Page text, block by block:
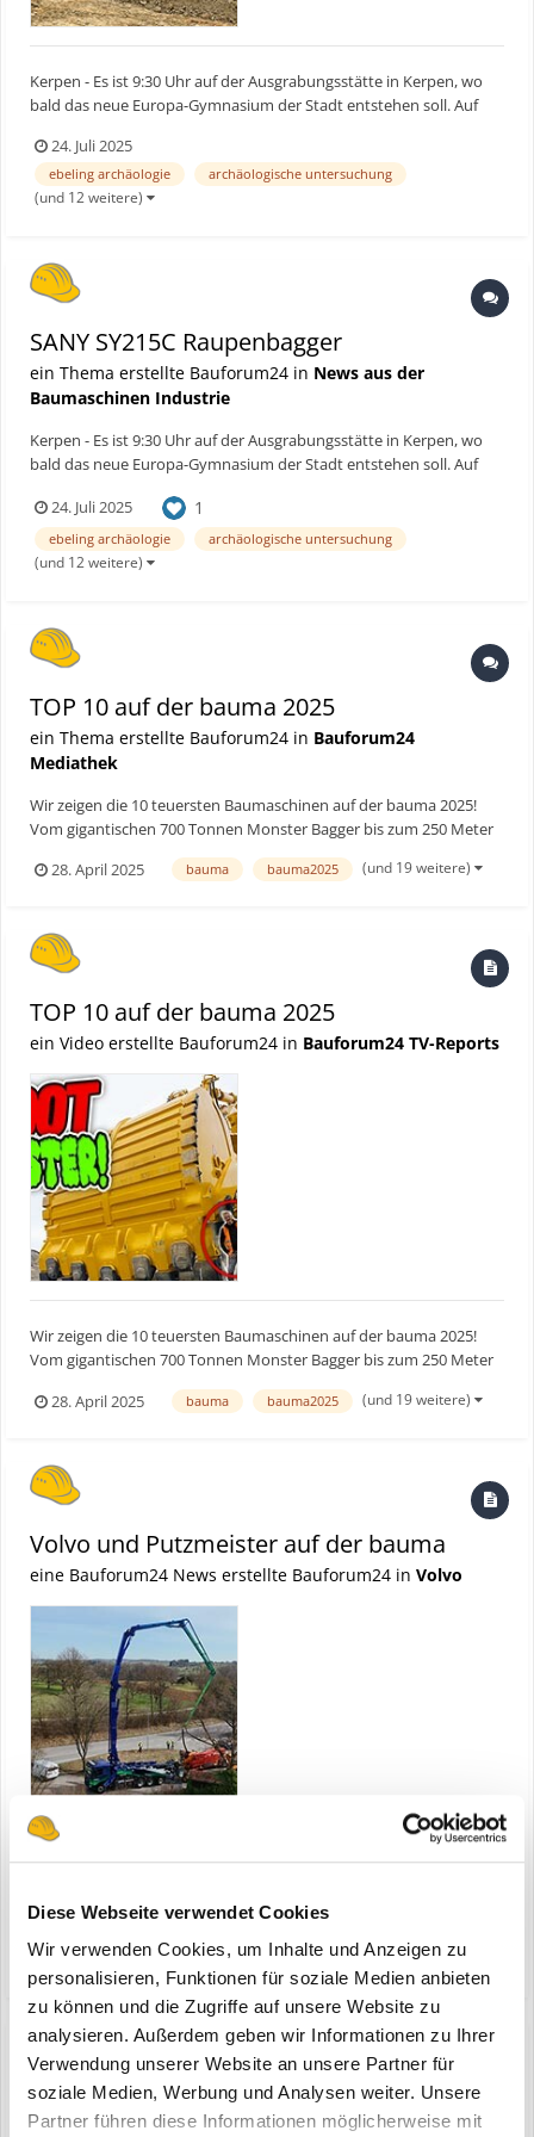
Diese Webseite verwendet Cookies
Wir verwenden Cookies, um Inhalte und Anzeigen zu
personalisieren, Funktionen für soziale Medien anbieten
zu können und die Zugriffe auf unsere Website zu
analysieren. Außerdem geben wir Informationen zu Ihrer
Verwendung unserer Website an unsere Partner für
soziale Medien, Werbung und Analysen weiter. Unsere
Partner führen diese Informationen möglicherweise mit
Kerpen - Es ist 9:30 Uhr auf der Ausgrabungsstätte in Kerpen, wo
bald das neue Europa-Gymnasium der Stadt entstehen soll. Auf
hinsieht, erkennt: Hier wird Geschichte freigelegt. Überreste einer
römischen und eisenzeitlichen Siedlung k...
24. Juli 2025
ebeling archäologie archäologische untersuchung
(und 12 weitere)
SANY SY215C Raupenbagger
ein Thema erstellte Bauforum24 in News aus der
Baumaschinen Industrie
Kerpen - Es ist 9:30 Uhr auf der Ausgrabungsstätte in Kerpen, wo
bald das neue Europa-Gymnasium der Stadt entstehen soll. Auf
hinsieht, erkennt: Hier wird Geschichte freigelegt. Überreste einer
römischen und eisenzeitlichen Siedlung k...
24. Juli 2025 1
ebeling archäologie archäologische untersuchung
(und 12 weitere)
TOP 10 auf der bauma 2025
ein Thema erstellte Bauforum24 in Bauforum24
Mediathek
Wir zeigen die 10 teuersten Baumaschinen auf der bauma 2025!
Vom gigantischen 700 Tonnen Monster Bagger bis zum 250 Meter
hohen Raupenkran. Unser Rundgang startet ab 1 Mio €! ►
Bauforum24 TV Youtube Kanal Hier geht's zum vollständigen
28. April 2025 bauma bauma2025 (und 19 weitere)
TOP 10 auf der bauma 2025
ein Video erstellte Bauforum24 in Bauforum24 TV-Reports
Wir zeigen die 10 teuersten Baumaschinen auf der bauma 2025!
Vom gigantischen 700 Tonnen Monster Bagger bis zum 250 Meter
Bauforum24 TV Youtube Kanal
28. April 2025 bauma bauma2025 (und 19 weitere)
Volvo und Putzmeister auf der bauma
eine Bauforum24 News erstellte Bauforum24 in Volvo
Ismaning - Volvo Trucks und Putzmeister haben auf der bauma,
Die emissionsfreie fahrbare Betonpumpe mit einer Reichhöhe von
42 Metern wird an das schwedische Bauunternehmen Swerock
geliefert. Bauforum24 Artikel (20.02.2025): Volvo:...
bautransporte elektro-lkw (und 11 weitere)
Volvo und Putzmeister auf der bauma